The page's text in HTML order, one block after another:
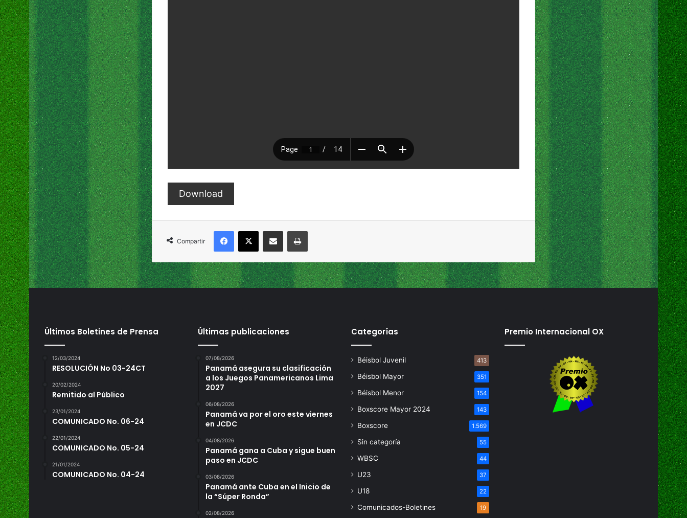
Download
Compartir
Últimos Boletines de Prensa
12/03/2024
RESOLUCIÓN No 03-24CT
20/02/2024
Remitido al Público
23/01/2024
COMUNICADO No. 06-24
22/01/2024
COMUNICADO No. 05-24
21/01/2024
COMUNICADO No. 04-24
Últimas publicaciones
07/08/2026
Panamá asegura su clasificación
a los Juegos Panamericanos Lima
2027
06/08/2026
Panamá va por el oro este viernes
en JCDC
04/08/2026
Panamá gana a Cuba y sigue buen
paso en JCDC
03/08/2026
Panamá ante Cuba en el Inicio de
la “Súper Ronda”
02/08/2026
Categorías
Béisbol Juvenil 413
Béisbol Mayor 351
Béisbol Menor 154
Boxscore Mayor 2024 143
Boxscore 1.569
Sin categoría 55
WBSC 44
U23 37
U18 22
Comunicados-Boletines 19
Premio Internacional OX